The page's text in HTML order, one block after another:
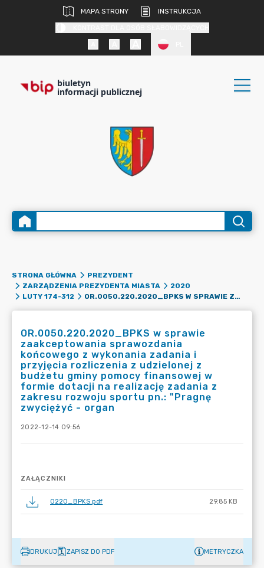
MAPA STRONY
INSTRUKCJA
biuletyn
informacji publicznej
STRONA GŁÓWNA
PREZYDENT
ZARZĄDZENIA PREZYDENTA MIASTA
2020
LUTY 174-312
OR.0050.220.2020_BPKS W SPRAWIE ZAAKCEPTOWANIA SPRAWOZDANIA KOŃCOWEGO Z WYKONANIA ZADANIA I PRZYJĘCIA ROZLICZENIA Z UDZIELONEJ Z BUDŻETU GMINY POMOCY FINANSOWEJ W FORMIE DOTACJI NA REALIZACJĘ ZADANIA Z ZAKRESU ROZWOJU SPORTU PN.: "PRAGNĘ ZWYCIĘŻYĆ - ORGAN
OR.0050.220.2020_BPKS w sprawie
zaakceptowania sprawozdania
końcowego z wykonania zadania i
przyjęcia rozliczenia z udzielonej z
budżetu gminy pomocy finansowej w
formie dotacji na realizację zadania z
zakresu rozwoju sportu pn.: "Pragnę
zwyciężyć - organ
2022-12-14 09:56
ZAŁĄCZNIKI
0220_BPKS.pdf 29.85 KB
DRUKUJ ZAPISZ DO PDF METRYCZKA